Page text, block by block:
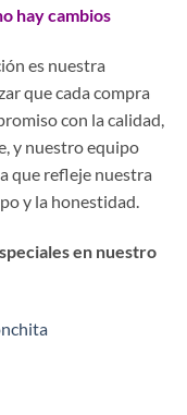
hay cambios
es nuestra
que cada compra
con la calidad,
y nuestro equipo
que refleje nuestra
y la honestidad.
en nuestro